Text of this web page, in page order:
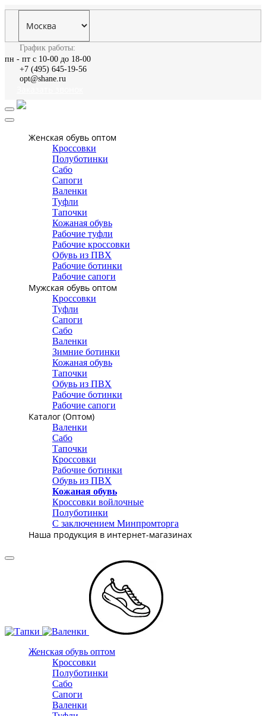
График работы:
пн - пт с 10-00 до 18-00
+7 (495) 645-19-56
opt@shane.ru
Женская обувь оптом
Кроссовки
Полуботинки
Сабо
Сапоги
Валенки
Туфли
Тапочки
Кожаная обувь
Рабочие туфли
Рабочие кроссовки
Обувь из ПВХ
Рабочие ботинки
Рабочие сапоги
Мужская обувь оптом
Кроссовки
Туфли
Сапоги
Сабо
Валенки
Зимние ботинки
Кожаная обувь
Тапочки
Обувь из ПВХ
Рабочие ботинки
Рабочие сапоги
Каталог (Оптом)
Валенки
Сабо
Тапочки
Кроссовки
Рабочие ботинки
Обувь из ПВХ
Кожаная обувь
Кроссовки войлочные
Полуботинки
С заключением Минпромторга
Наша продукция в интернет-магазинах
Женская обувь оптом
Кроссовки
Полуботинки
Сабо
Сапоги
Валенки